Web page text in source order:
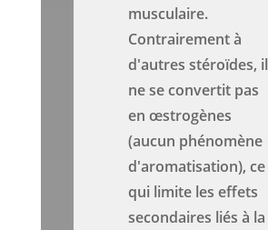
musculaire.
Contrairement à
d'autres stéroïdes, il
ne se convertit pas
en œstrogènes
(aucun phénomène
d'aromatisation), ce
qui limite les effets
secondaires liés à la